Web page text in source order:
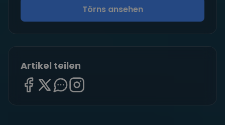
Törns ansehen
Artikel teilen